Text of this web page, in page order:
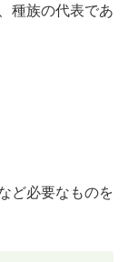
種族の代表であ
ど必要なものを